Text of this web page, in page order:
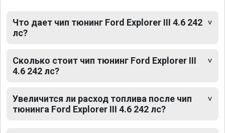
Что дает чип тюнинг Ford Explorer III 4.6 242
лс?
Сколько стоит чип тюнинг Ford Explorer III
4.6 242 лс?
Увеличится ли расход топлива после чип
тюнинга Ford Explorer III 4.6 242 лс?